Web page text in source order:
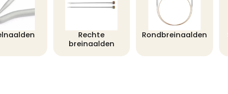
Rechte
breinaalden
Rondbreinaalden